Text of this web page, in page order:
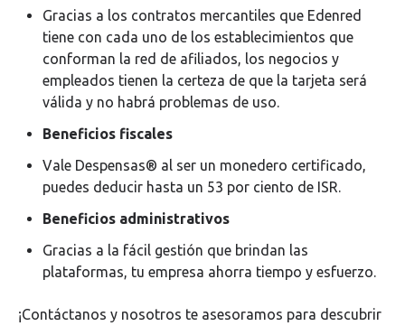
Gracias a los contratos mercantiles que Edenred
tiene con cada uno de los establecimientos que
conforman la red de afiliados, los negocios y
empleados tienen la certeza de que la tarjeta será
válida y no habrá problemas de uso.
Beneficios fiscales
Vale Despensas® al ser un monedero certificado,
puedes deducir hasta un 53 por ciento de ISR.
Beneficios administrativos
Gracias a la fácil gestión que brindan las
plataformas, tu empresa ahorra tiempo y esfuerzo.
¡Contáctanos y nosotros te asesoramos para descubrir